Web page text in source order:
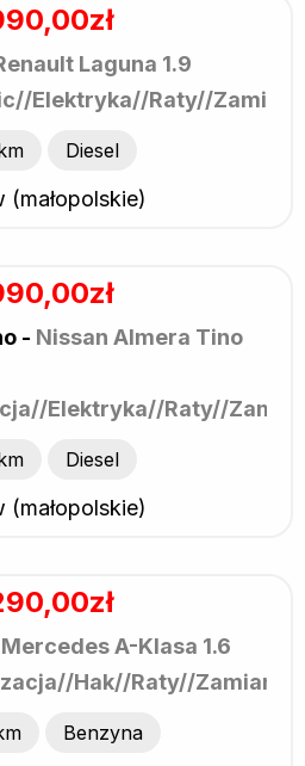
Laguna 1.9
Elektryka//Raty//Zamiana
Diesel
(małopolskie)
- Nissan Almera Tino
Elektryka//Raty//
Diesel
(małopolskie)
Mercedes A-Klasa 1.6
Hak//Raty//Zamiana
Benzyna